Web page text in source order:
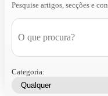
Pesquise artigos, secções e
Categoria: